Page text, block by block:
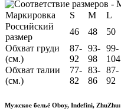
Маркировка S M L
Российский
размер
46 48 50
Обхват груди
(см.)
87-
92
93-
98
99-
104
Обхват талии
(см.)
77-
82
83-
86
87-
92
Мужское бельё Oboy, Indefini, ZhuZhu: